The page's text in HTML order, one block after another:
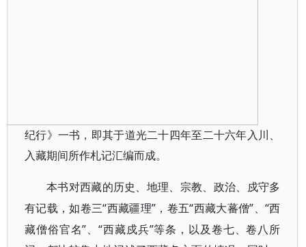
纪行》一书，即其于道光二十四年至二十六年入川、
入藏期间所作札记汇编而成。
本书对西藏的历史、地理、宗教、政治、戍守多
有记载，如卷三“西藏疆理”，卷五“西藏大蕃僧”、“西
藏僧俗官名”、“西藏戍兵”等条，以及卷七、卷八所